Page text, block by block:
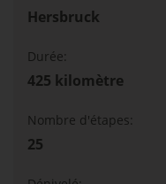
Hersbruck
Durée:
425 kilomètre
Nombre d'étapes:
25